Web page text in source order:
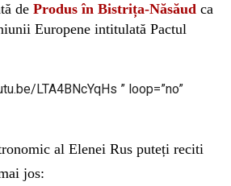
de Produs în Bistrița-Năsăud ca
Europene intitulată Pactul
LTA4BNcYqHs ” loop=”no”
al Elenei Rus puteți reciti
jos: